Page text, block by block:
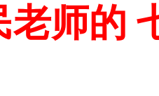
老师的